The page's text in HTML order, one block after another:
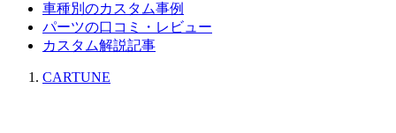
車種別のカスタム事例
パーツの口コミ・レビュー
カスタム解説記事
CARTUNE